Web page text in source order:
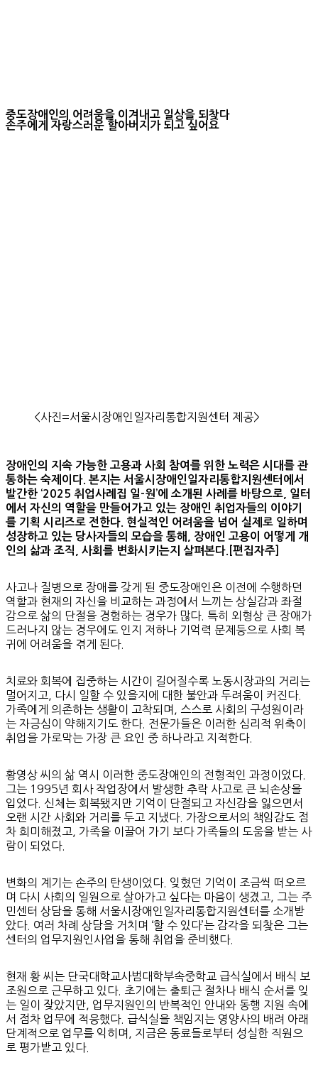
중도장애인의 어려움을 이겨내고 일상을 되찾다
손주에게 자랑스러운 할아버지가 되고 싶어요
<사진=서울시장애인일자리통합지원센터 제공>
장애인의 지속 가능한 고용과 사회 참여를 위한 노력은 시대를 관
통하는 숙제이다. 본지는 서울시장애인일자리통합지원센터에서
발간한 ‘2025 취업사례집 일-원’에 소개된 사례를 바탕으로, 일터
에서 자신의 역할을 만들어가고 있는 장애인 취업자들의 이야기
를 기획 시리즈로 전한다. 현실적인 어려움을 넘어 실제로 일하며
성장하고 있는 당사자들의 모습을 통해, 장애인 고용이 어떻게 개
인의 삶과 조직, 사회를 변화시키는지 살펴본다.[편집자주]
사고나 질병으로 장애를 갖게 된 중도장애인은 이전에 수행하던
역할과 현재의 자신을 비교하는 과정에서 느끼는 상실감과 좌절
감으로 삶의 단절을 경험하는 경우가 많다. 특히 외형상 큰 장애가
드러나지 않는 경우에도 인지 저하나 기억력 문제등으로 사회 복
귀에 어려움을 겪게 된다.
치료와 회복에 집중하는 시간이 길어질수록 노동시장과의 거리는
멀어지고, 다시 일할 수 있을지에 대한 불안과 두려움이 커진다.
가족에게 의존하는 생활이 고착되며, 스스로 사회의 구성원이라
는 자긍심이 약해지기도 한다. 전문가들은 이러한 심리적 위축이
취업을 가로막는 가장 큰 요인 중 하나라고 지적한다.
황영상 씨의 삶 역시 이러한 중도장애인의 전형적인 과정이었다.
그는 1995년 회사 작업장에서 발생한 추락 사고로 큰 뇌손상을
입었다. 신체는 회복됐지만 기억이 단절되고 자신감을 잃으면서
오랜 시간 사회와 거리를 두고 지냈다. 가장으로서의 책임감도 점
차 희미해졌고, 가족을 이끌어 가기 보다 가족들의 도움을 받는 사
람이 되었다.
변화의 계기는 손주의 탄생이었다. 잊혔던 기억이 조금씩 떠오르
며 다시 사회의 일원으로 살아가고 싶다는 마음이 생겼고, 그는 주
민센터 상담을 통해 서울시장애인일자리통합지원센터를 소개받
았다. 여러 차례 상담을 거치며 ‘할 수 있다’는 감각을 되찾은 그는
센터의 업무지원인사업을 통해 취업을 준비했다.
현재 황 씨는 단국대학교사범대학부속중학교 급식실에서 배식 보
조원으로 근무하고 있다. 초기에는 출퇴근 절차나 배식 순서를 잊
는 일이 잦았지만, 업무지원인의 반복적인 안내와 동행 지원 속에
서 점차 업무에 적응했다. 급식실을 책임지는 영양사의 배려 아래
단계적으로 업무를 익히며, 지금은 동료들로부터 성실한 직원으
로 평가받고 있다.